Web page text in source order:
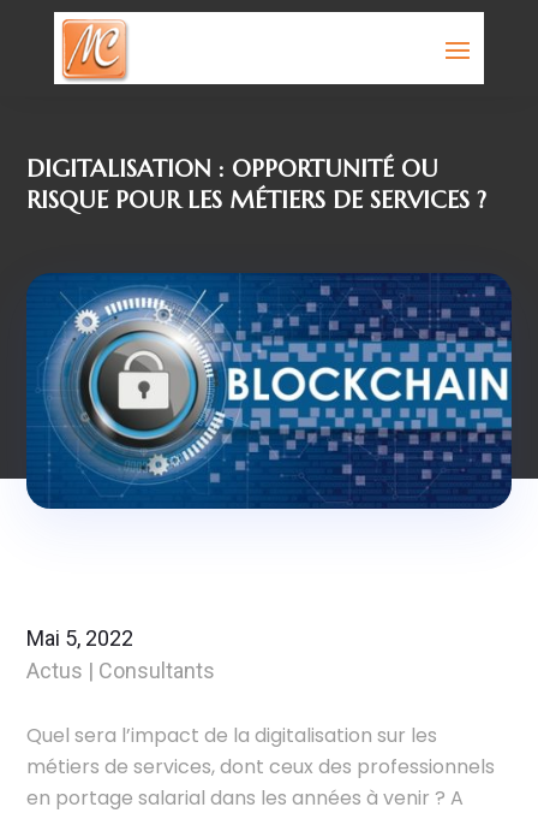
DIGITALISATION : OPPORTUNITÉ OU
RISQUE POUR LES MÉTIERS DE SERVICES ?
Mai 5, 2022
Actus | Consultants
Quel sera l’impact de la digitalisation sur les
métiers de services, dont ceux des professionnels
en portage salarial dans les années à venir ? A